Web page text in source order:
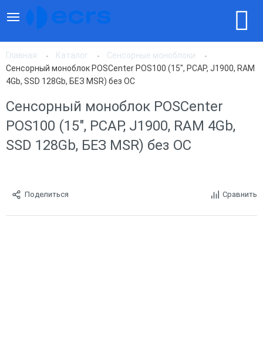
Главная Каталог
Сенсорные моноблоки
Сенсорный моноблок POSCenter POS100 (15", PCAP, J1900, RAM
4Gb, SSD 128Gb, БЕЗ MSR) без ОС
Сенсорный моноблок POSCenter
POS100 (15", PCAP, J1900, RAM 4Gb,
SSD 128Gb, БЕЗ MSR) без ОС
Поделиться Сравнить